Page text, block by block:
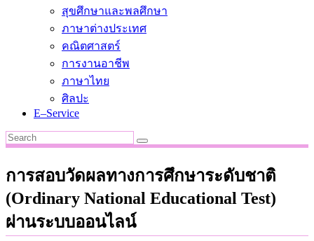
สุขศึกษาและพลศึกษา
ภาษาต่างประเทศ
คณิตศาสตร์
การงานอาชีพ
ภาษาไทย
ศิลปะ
E–Service
การสอบวัดผลทางการศึกษาระดับชาติ
(Ordinary National Educational Test)
ผ่านระบบออนไลน์